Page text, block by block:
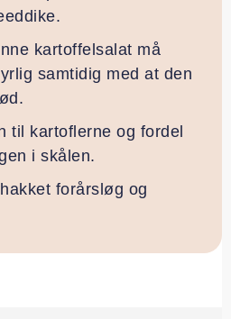
kartoffelsalat må
samtidig med at den
til kartoflerne og fordel
i skålen.
forårsløg og